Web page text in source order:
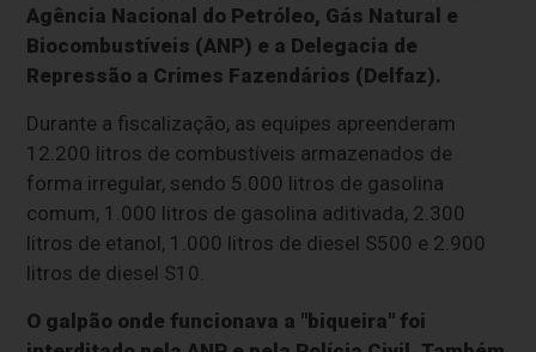
Agência Nacional do Petróleo, Gás Natural e
Biocombustíveis (ANP) e a Delegacia de
Repressão a Crimes Fazendários (Delfaz).
Durante a fiscalização, as equipes apreenderam
12.200 litros de combustíveis armazenados de
forma irregular, sendo 5.000 litros de gasolina
comum, 1.000 litros de gasolina aditivada, 2.300
litros de etanol, 1.000 litros de diesel S500 e 2.900
litros de diesel S10.
O galpão onde funcionava a "biqueira" foi